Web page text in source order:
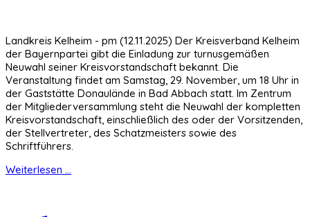
Landkreis Kelheim - pm (12.11.2025) Der Kreisverband Kelheim
der Bayernpartei gibt die Einladung zur turnusgemäßen
Neuwahl seiner Kreisvorstandschaft bekannt. Die
Veranstaltung findet am Samstag, 29. November, um 18 Uhr in
der Gaststätte Donaulände in Bad Abbach statt. Im Zentrum
der Mitgliederversammlung steht die Neuwahl der kompletten
Kreisvorstandschaft, einschließlich des oder der Vorsitzenden,
der Stellvertreter, des Schatzmeisters sowie des
Schriftführers.
Weiterlesen ...